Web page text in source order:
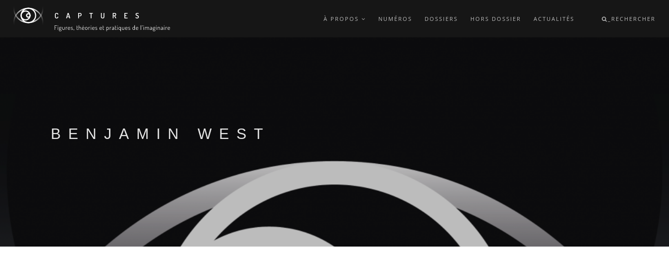
À PROPOS NUMÉROS DOSSIERS HORS DOSSIER ACTUALITÉS _RECHERCHER
BENJAMIN WEST